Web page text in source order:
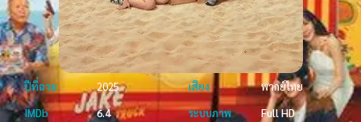
ปีที่ฉาย 2025 เสียง
พากย์ไทย
IMDb
6.4 ระบบภาพ
Full HD